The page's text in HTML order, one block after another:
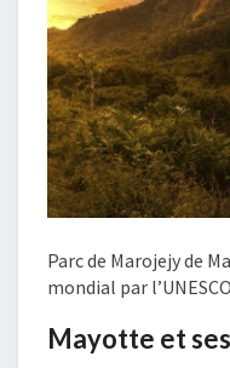
Parc de Marojejy de
mondial par
Mayotte et